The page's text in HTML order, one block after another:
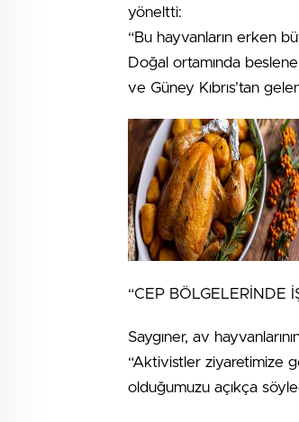
yöneltti:
“Bu hayvanların erken
Doğal ortamında
ve Güney Kıbrıs’tan
“CEP BÖLGELERİNDE
Saygıner, av
“Aktivistler ziyaretimize
olduğumuzu açıkça